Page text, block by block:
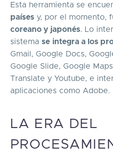
Esta herramienta se
países y, por el momento,
coreano y japonés. Lo
sistema se integra a los
Gmail, Google Docs,
Google Slide, Google
Translate y Youtube, e
aplicaciones como Adobe.
LA ERA DEL